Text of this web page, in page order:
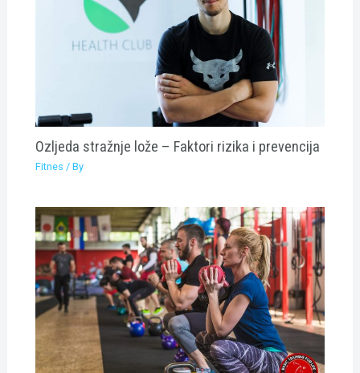
Ozljeda stražnje lože – Faktori rizika i prevencija
Fitnes / By